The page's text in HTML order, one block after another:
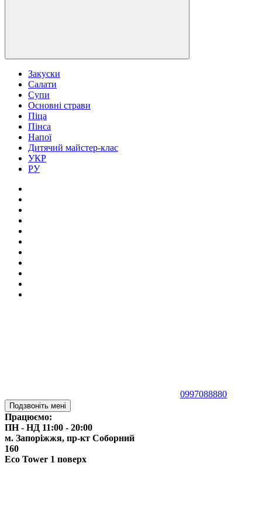
Закуски
Салати
Супи
Основні страви
Піца
Пінса
Напої
Дитячий майстер-клас
УКР
РУ
0997088880
Подзвоніть мені
Працюємо:
ПН - НД 11:00 - 20:00
м. Запоріжжя, пр-кт Соборний
160
Eco Tower 1 поверх